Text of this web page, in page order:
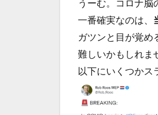
うーむ。コロナ脳
一番確実なのは、
ガツンと目が覚め
難しいかもしれま
以下にいくつかス